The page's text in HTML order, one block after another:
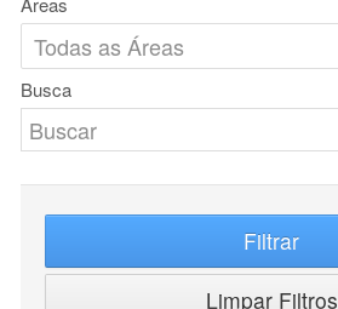
Busca
Filtrar
Limpar Filtros